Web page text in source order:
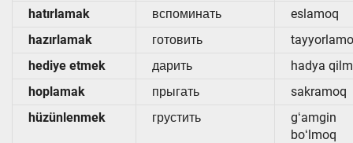
hatırlamak
вспоминать
eslamoq
hazırlamak
готовить
hediye etmek
дарить
hadya
hoplamak
прыгать
sakramoq
hüzünlenmek
грустить
gʻamgin
boʻlmoq